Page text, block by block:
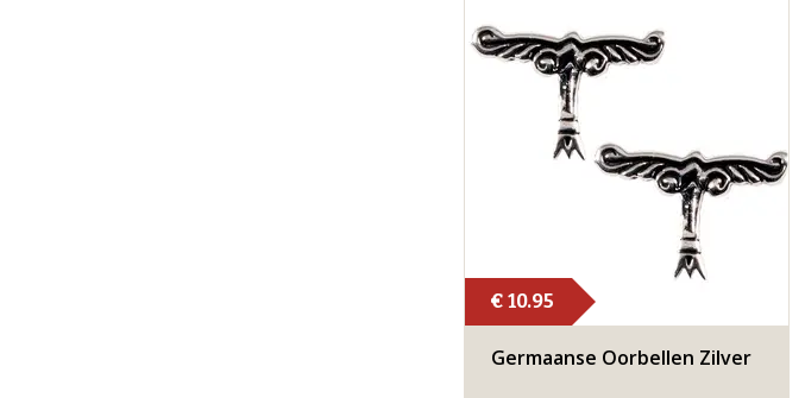
€ 10.95
Germaanse Oorbellen Zilver